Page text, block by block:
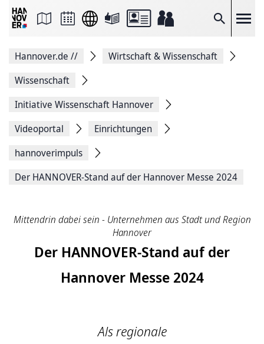
Suche
Seite
Facebook
teilen
Seitenlink
Seite
Hannover.de //
Wirtschaft & Wissenschaft
Wissenschaft
Initiative Wissenschaft Hannover
Videoportal
Einrichtungen
hannoverimpuls
Der HANNOVER-Stand auf der Hannover Messe 2024
Mittendrin dabei sein - Unternehmen aus Stadt und Region
Hannover
Der HANNOVER-Stand auf der
Hannover Messe 2024
Als regionale